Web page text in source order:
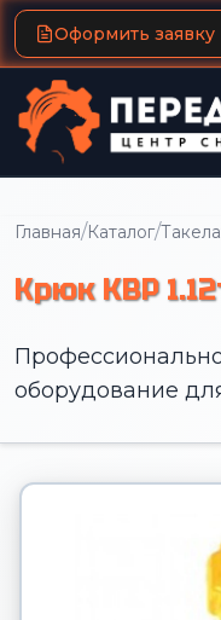
Оформить заявку
Главная/Каталог/
Крюк КВР
оборудование